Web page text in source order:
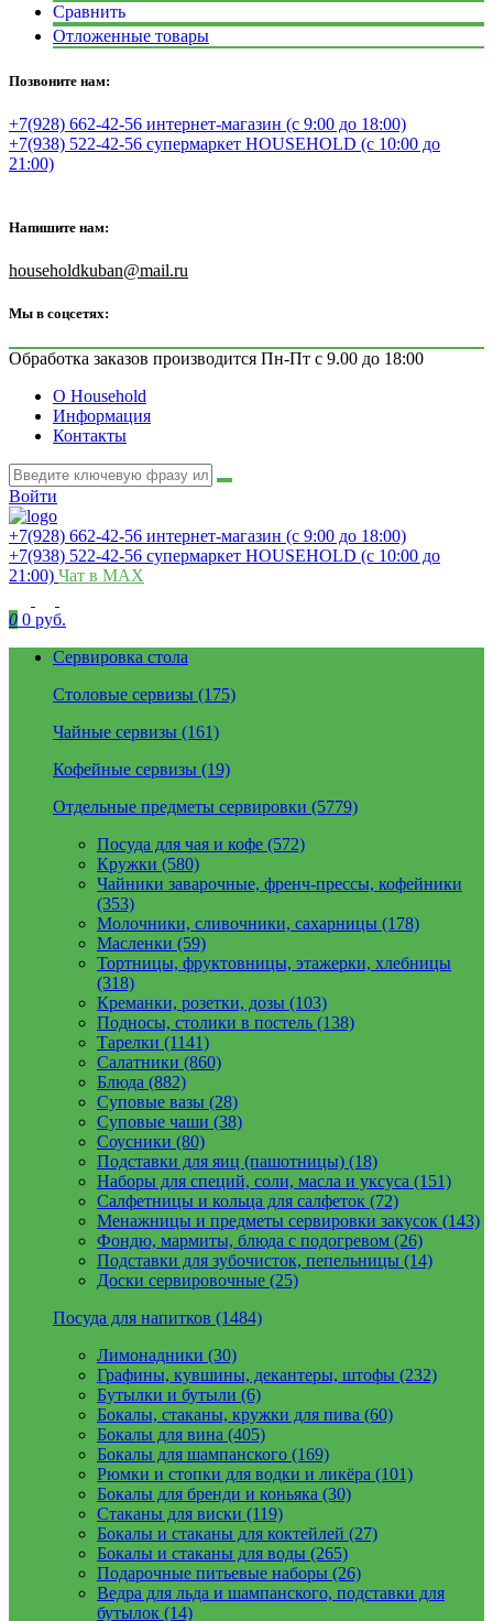
Сравнить
Отложенные товары
Позвоните нам:
+7(928) 662-42-56 интернет-магазин (с 9:00 до 18:00)
+7(938) 522-42-56 супермаркет HOUSEHOLD (с 10:00 до
21:00)
Напишите нам:
householdkuban@mail.ru
Мы в соцсетях:
Обработка заказов производится Пн-Пт с 9.00 до 18:00
О Household
Информация
Контакты
Войти
+7(928) 662-42-56 интернет-магазин (с 9:00 до 18:00)
+7(938) 522-42-56 супермаркет HOUSEHOLD (с 10:00 до
21:00) Чат в MAX
0 0 руб.
Сервировка стола
Столовые сервизы (175)
Чайные сервизы (161)
Кофейные сервизы (19)
Отдельные предметы сервировки (5779)
Посуда для чая и кофе (572)
Кружки (580)
Чайники заварочные, френч-прессы, кофейники
(353)
Молочники, сливочники, сахарницы (178)
Масленки (59)
Тортницы, фруктовницы, этажерки, хлебницы
(318)
Креманки, розетки, дозы (103)
Подносы, столики в постель (138)
Тарелки (1141)
Салатники (860)
Блюда (882)
Суповые вазы (28)
Суповые чаши (38)
Соусники (80)
Подставки для яиц (пашотницы) (18)
Наборы для специй, соли, масла и уксуса (151)
Салфетницы и кольца для салфеток (72)
Менажницы и предметы сервировки закусок (143)
Фондю, мармиты, блюда с подогревом (26)
Подставки для зубочисток, пепельницы (14)
Доски сервировочные (25)
Посуда для напитков (1484)
Лимонадники (30)
Графины, кувшины, декантеры, штофы (232)
Бутылки и бутыли (6)
Бокалы, стаканы, кружки для пива (60)
Бокалы для вина (405)
Бокалы для шампанского (169)
Рюмки и стопки для водки и ликёра (101)
Бокалы для бренди и коньяка (30)
Стаканы для виски (119)
Бокалы и стаканы для коктейлей (27)
Бокалы и стаканы для воды (265)
Подарочные питьевые наборы (26)
Ведра для льда и шампанского, подставки для
бутылок (14)